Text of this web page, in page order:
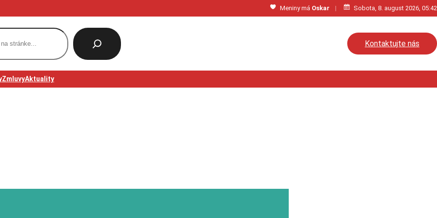
Meniny má Oskar | Sobota, 8. august 2026, 05:42
Kontaktujte nás
ZmluvyAktuality